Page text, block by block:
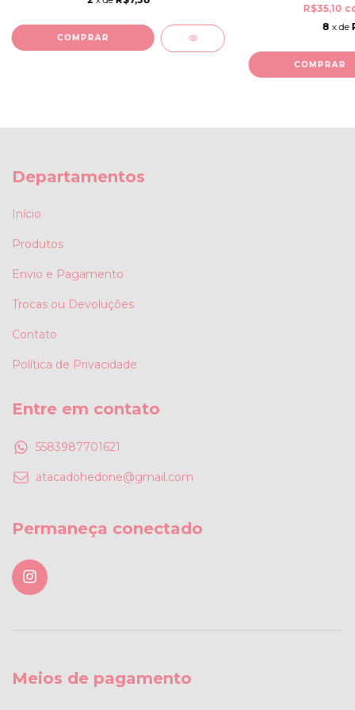
COMPRAR
R$35,10
8 x de
COMPRAR
Departamentos
Início
Produtos
Envio e Pagamento
Trocas ou Devoluções
Contato
Política de Privacidade
Entre em contato
5583987701621
atacadohedone@gmail.com
Permaneça conectado
Meios de pagamento